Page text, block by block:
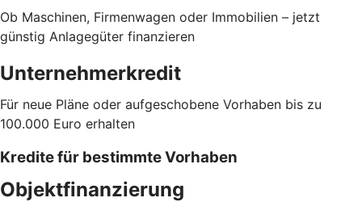
Ob Maschinen, Firmenwagen oder Immobilien – jetzt
günstig Anlagegüter finanzieren
Unternehmerkredit
Für neue Pläne oder aufgeschobene Vorhaben bis zu
100.000 Euro erhalten
Kredite für bestimmte Vorhaben
Objektfinanzierung